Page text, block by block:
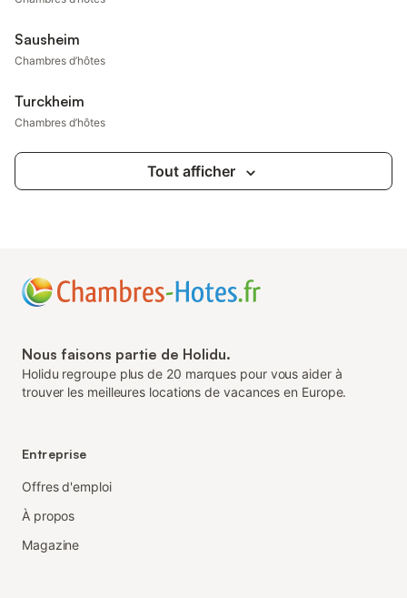
Sausheim
Chambres d’hôtes
Turckheim
Chambres d’hôtes
Tout afficher
Nous faisons partie de Holidu.
Holidu regroupe plus de 20 marques pour vous aider à
trouver les meilleures locations de vacances en Europe.
Entreprise
Offres d'emploi
À propos
Magazine